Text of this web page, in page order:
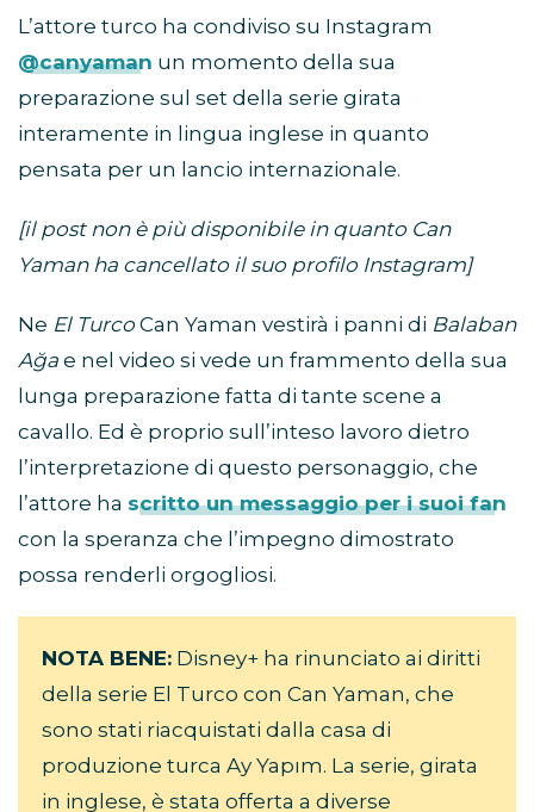
L’attore turco ha condiviso su Instagram
@canyaman un momento della sua
preparazione sul set della serie girata
interamente in lingua inglese in quanto
pensata per un lancio internazionale.
[il post non è più disponibile in quanto Can
Yaman ha cancellato il suo profilo Instagram]
Ne El TurcoCan Yaman vestirà i panni di Balaban
Ağa e nel video si vede un frammento della sua
lunga preparazione fatta di tante scene a
cavallo. Ed è proprio sull’inteso lavoro dietro
l’interpretazione di questo personaggio, che
l’attore ha scritto un messaggio per i suoi fan
con la speranza che l’impegno dimostrato
possa renderli orgogliosi.
NOTA BENE: ​Disney+ ha rinunciato ai diritti
della serie El Turco con Can Yaman, che
sono stati riacquistati dalla casa di
produzione turca Ay Yapım. La serie, girata
in inglese, è stata offerta a diverse